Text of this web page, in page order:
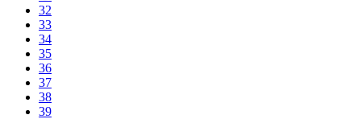
32
33
34
35
36
37
38
39